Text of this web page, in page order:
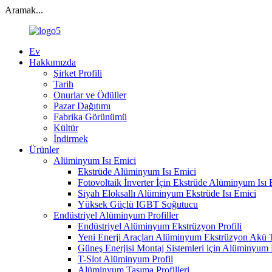
Aramak...
Ev
Hakkımızda
Şirket Profili
Tarih
Onurlar ve Ödüller
Pazar Dağıtımı
Fabrika Görünümü
Kültür
İndirmek
Ürünler
Alüminyum Isı Emici
Ekstrüde Alüminyum Isı Emici
Fotovoltaik İnverter İçin Ekstrüde Alüminyum Isı
Siyah Eloksallı Alüminyum Ekstrüde Isı Emici
Yüksek Güçlü IGBT Soğutucu
Endüstriyel Alüminyum Profiller
Endüstriyel Alüminyum Ekstrüzyon Profili
Yeni Enerji Araçları Alüminyum Ekstrüzyon Akü
Güneş Enerjisi Montaj Sistemleri için Alüminyum
T-Slot Alüminyum Profil
Alüminyum Taşıma Profilleri